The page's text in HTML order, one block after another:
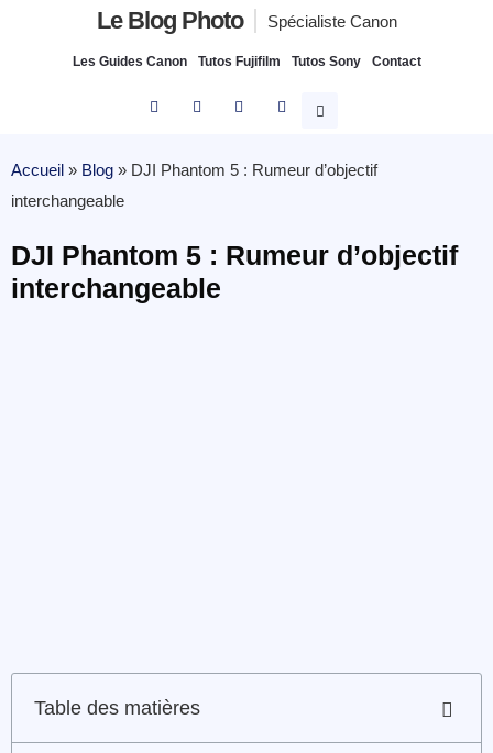
Le Blog Photo Spécialiste Canon
Les Guides Canon Tutos Fujifilm Tutos Sony Contact
Accueil » Blog » DJI Phantom 5 : Rumeur d’objectif
interchangeable
DJI Phantom 5 : Rumeur d’objectif
interchangeable
Table des matières